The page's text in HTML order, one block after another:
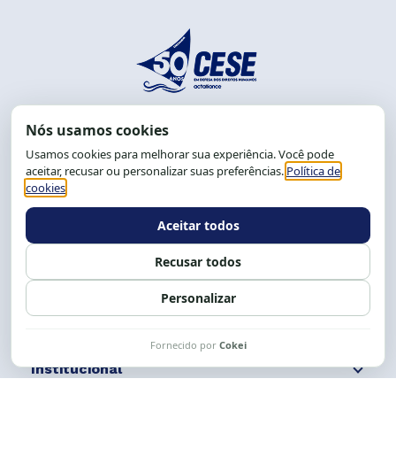
End.: R. da Graça, 150. Graça
CEP: 40.150-055
Salvador-BA, Brasil.
Tel.: (71) 2104-5457, Cel.: (71) 9 9239-2104 ou 2105
Expediente: 8h às 12h e 13 às 17h.
Siga nossas redes Fale conosco
Institucional